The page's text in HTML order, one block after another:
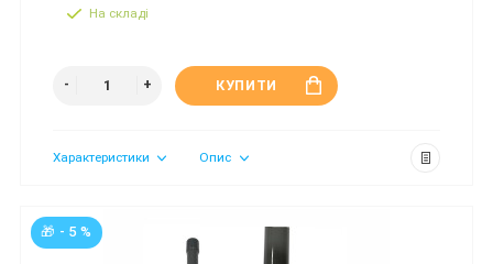
На складі
КУПИТИ
Характеристики Опис
🎁 - 5 %